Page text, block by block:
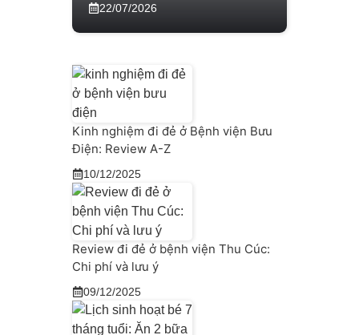
22/07/2026
Kinh nghiệm đi đẻ ở Bệnh viện Bưu
Điện: Review A-Z
10/12/2025
Review đi đẻ ở bệnh viện Thu Cúc:
Chi phí và lưu ý
09/12/2025